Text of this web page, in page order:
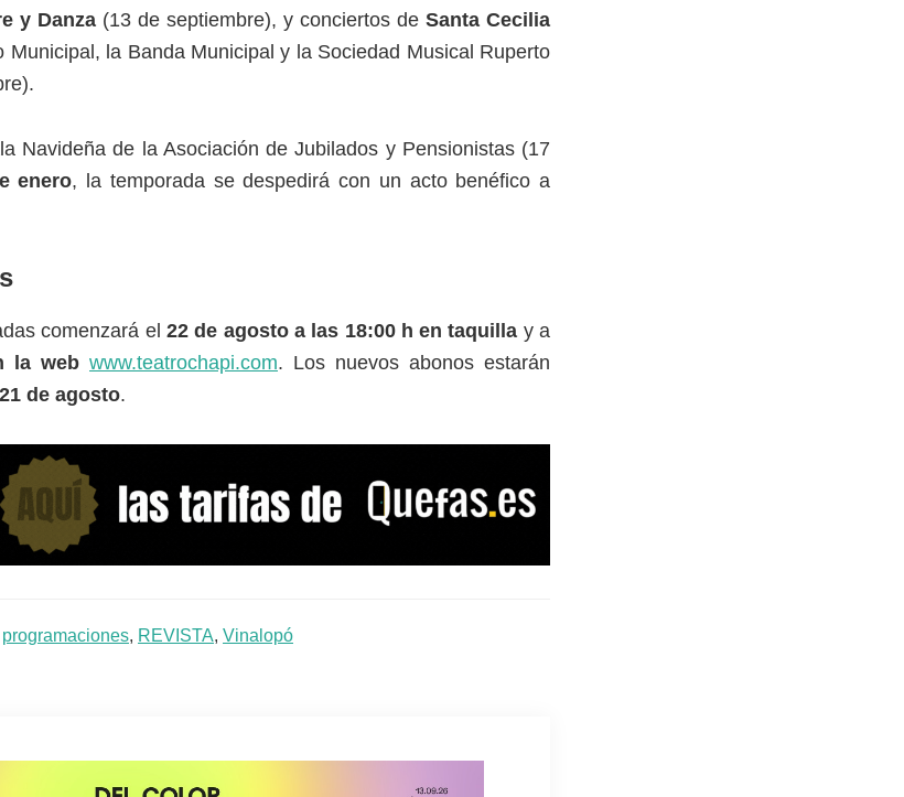
y Danza (13 de septiembre), y conciertos de Santa Cecilia
Municipal, la Banda Municipal y la Sociedad Musical Ruperto
Navideña de la Asociación de Jubilados y Pensionistas (17
enero, la temporada se despedirá con un acto benéfico a
comenzará el22 de agosto a las 18:00 h en taquilla y a
la web www.teatrochapi.com. Los nuevos abonos estarán
de agosto.
programaciones, REVISTA, Vinalopó